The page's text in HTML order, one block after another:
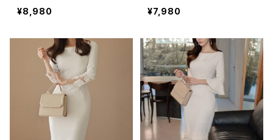
ワンピース ミモレ丈 ドレー
プ ギャザー ハイウエスト パ
ナイトドレス 韓国ファッショ
ン 韓国風 フェミニン エレガ
ント 上品 きれいめ 着痩せ
細見え 春 夏 秋 ホワイト ブ
ラック S M L XL 2XL 20代
30代 40代 C-OSS0262
¥8,980
ンピース ミモレ丈 バイカラ
ーワンピース 配色ワンピー
ドレス オフィスワンピース
通勤ワンピース きれいめ
上品 エレガント フェミニン
韓国ファッション 韓国風 オ
フィスカジュアル デート 女
子会 パーティー 着痩せ 細
見え 春 夏 秋 ブラック 黒
ネイビー 紺 S M L 20代 3
¥7,980